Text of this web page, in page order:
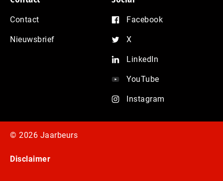
Contact
Nieuwsbrief
Facebook
X
LinkedIn
YouTube
Instagram
© 2026 Jaarbeurs
Disclaimer